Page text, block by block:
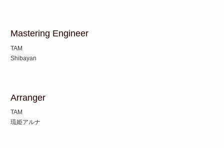
Mastering Engineer
TAM
Shibayan
Arranger
TAM
琉姫アルナ